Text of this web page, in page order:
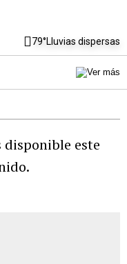
79°Lluvias dispersas
disponible este